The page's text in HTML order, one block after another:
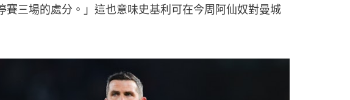
賽三場的處分。」這也意味史基利可在今周阿仙奴對曼城